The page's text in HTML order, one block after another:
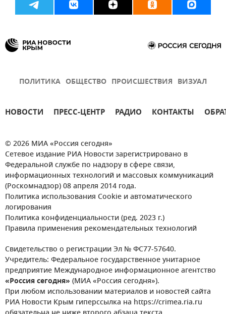
ПОЛИТИКА ОБЩЕСТВО ПРОИСШЕСТВИЯ ВИЗУАЛ
НОВОСТИ ПРЕСС-ЦЕНТР РАДИО КОНТАКТЫ
© 2026 МИА «Россия сегодня»
Сетевое издание РИА Новости зарегистрировано в
Федеральной службе по надзору в сфере связи,
информационных технологий и массовых коммуникаций
(Роскомнадзор) 08 апреля 2014 года.
Политика использования Cookie и автоматического
логирования
Политика конфиденциальности (ред. 2023 г.)
Правила применения рекомендательных технологий
Свидетельство о регистрации Эл № ФС77-57640.
Учредитель: Федеральное государственное унитарное
предприятие Международное информационное агентство
«Россия сегодня» (МИА «Россия сегодня»).
При любом использовании материалов и новостей сайта
РИА Новости Крым гиперссылка на https://crimea.ria.ru